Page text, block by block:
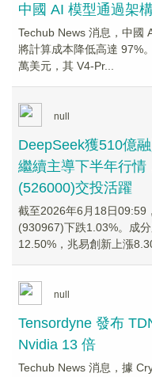
中國 AI 模型通過架
Techub News 消息，中國
將計算成本降低高達 97%
萬美元，其 V4-Pr...
null
DeepSeek獲510億
繼續主導下半年行情
(526000)交投活躍
截至2026年6月18日09:59
(930967)下跌1.03%。成
12.50%，兆易創新上漲
null
Tensordyne 發布
Nvidia 13 倍
Techub News 消息，據